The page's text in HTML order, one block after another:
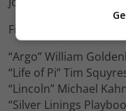
Film Editing
“Argo” William
“Life of Pi” Tim
“Lincoln” Michael
“Silver Linings